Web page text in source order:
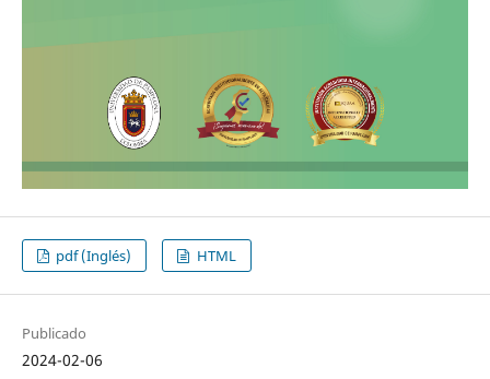
pdf (Inglés) HTML
Publicado
2024-02-06